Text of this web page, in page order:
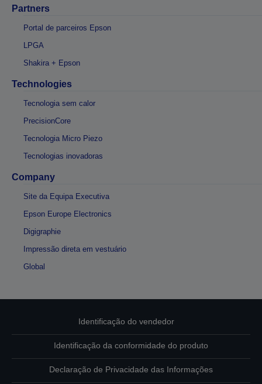
Partners
Portal de parceiros Epson
LPGA
Shakira + Epson
Technologies
Tecnologia sem calor
PrecisionCore
Tecnologia Micro Piezo
Tecnologias inovadoras
Company
Site da Equipa Executiva
Epson Europe Electronics
Digigraphie
Impressão direta em vestuário
Global
Identificação do vendedor
Identificação da conformidade do produto
Declaração de Privacidade das Informações